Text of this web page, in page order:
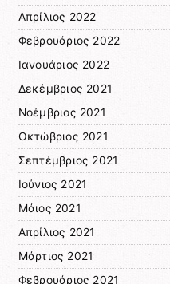
Απρίλιος 2022
Φεβρουάριος 2022
Ιανουάριος 2022
Δεκέμβριος 2021
Νοέμβριος 2021
Οκτώβριος 2021
Σεπτέμβριος 2021
Ιούνιος 2021
Μάιος 2021
Απρίλιος 2021
Μάρτιος 2021
Φεβρουάριος 2021